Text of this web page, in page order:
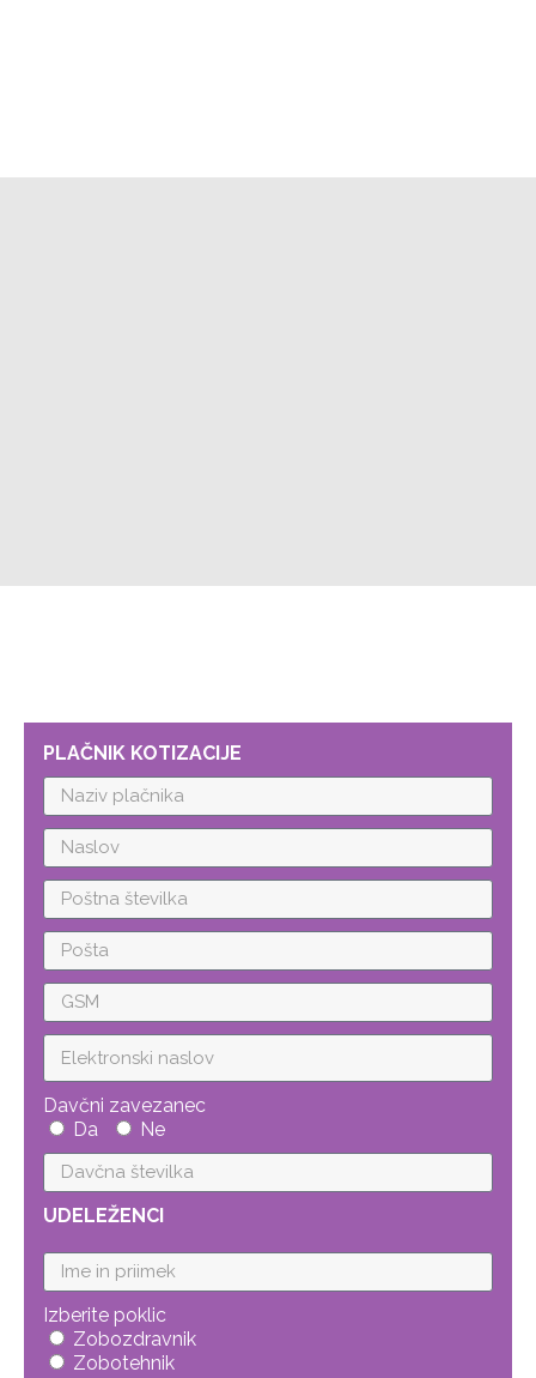
PLAČNIK KOTIZACIJE
Davčni zavezanec
Da
Ne
UDELEŽENCI
Izberite poklic
Zobozdravnik
Zobotehnik